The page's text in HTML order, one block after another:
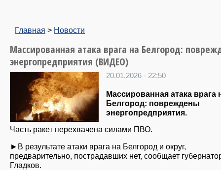
Главная > Новости
Массированная атака врага на Белгород:
энергопредприятия (ВИДЕО)
20.01.2026 - 22:50
Массированная атака врага
Белгород: повреждены
энергопредприятия.
Часть ракет перехвачена силами ПВО.
►В результате атаки врага на Белгород и округ,
предварительно, пострадавших нет, сообщает
Гладков.